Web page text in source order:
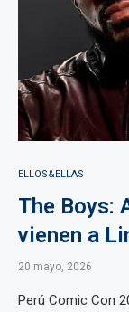
ELLOS&ELLAS
The Boys:
vienen a
20 mayo, 2026
Perú Comic Con